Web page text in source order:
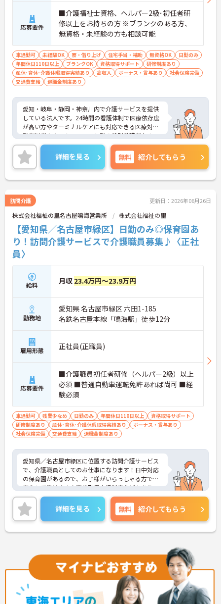
応募要件
■介護福祉士資格、ヘルパー2級･初任者研
修以上をお持ちの方 ※ブランクのある方、
無資格・未経験の方も相談可能
車通勤可 未経験OK 寮・借り上げ 住宅手当・補助 無資格OK
日勤のみ
年間休日110日以上
ブランクOK 資格取得サポート
研修制度あり
産休･育休･介護休暇取得実績あり
高収入 ボーナス・賞与あり
社会保険完備
交通費支給
退職金制度あり
愛知・岐阜・静岡・神奈川内で介護サービスを提供
している法人です。24時間の看護体制で医療依存度
が高い方やターミナルケアにも対応できる医療対応
型有料老人ホーム、ユニット型の特別養護老人ホー
ムを運営しています。利用者様とスタッフとの距離
も近く、一人ひとりに寄り添ったケアが実現できま
す。福利厚生も整っており長く安心してご就業でき
る環境です。ご興味ある方には、面接対策ポイント
など、さらに詳細をお話しいたしますのでお気軽に
詳細を見る 無料 紹介してもらう
訪問介護 更新日：2026年06月26日
株式会社福祉の里名古屋鳴海営業所 株式会社福祉の里
【愛知県／名古屋市緑区】日勤のみ◎保育園あ
り！訪問介護サービスで介護職員募集♪〈正社
員〉
給料 月収 23.4万円～23.9万円
勤務地
愛知県 名古屋市緑区 六田1-185
名鉄名古屋本線「鳴海駅」徒歩12分
雇用形態 正社員(正職員)
応募要件
■介護職員初任者研修（ヘルパー2級）以上
必須 ■普通自動車運転免許あれば尚可 ■経
験必須
車通勤可 残業少なめ 日勤のみ 年間休日110日以上
資格取得サポート
研修制度あり
産休･育休･介護休暇取得実績あり
ボーナス・賞与あり
社会保険完備
交通費支給 退職金制度あり
愛知県／名古屋市緑区に位置する訪問介護サービス
で、介護職員としてのお仕事になります！日中対応
の保育園があるので、お子様がいらっしゃる方でも
安心して働けます♪資格取得支援制度などもあり、
ご自身の更なるキャリアアップも目指すことができ
ます！ご興味ある方は面接ポイントをお伝えします
ので、お気軽にお問い合わせください♪
詳細を見る 無料 紹介してもらう